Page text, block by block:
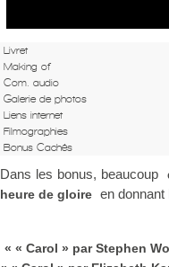
Livret
Making of
Com. audio
Galerie de photos
Liens internet
Filmographies
Bonus Cachés
Dans les bonus, beaucoup
heure de gloire en donnant
« « Carol » par Stephen